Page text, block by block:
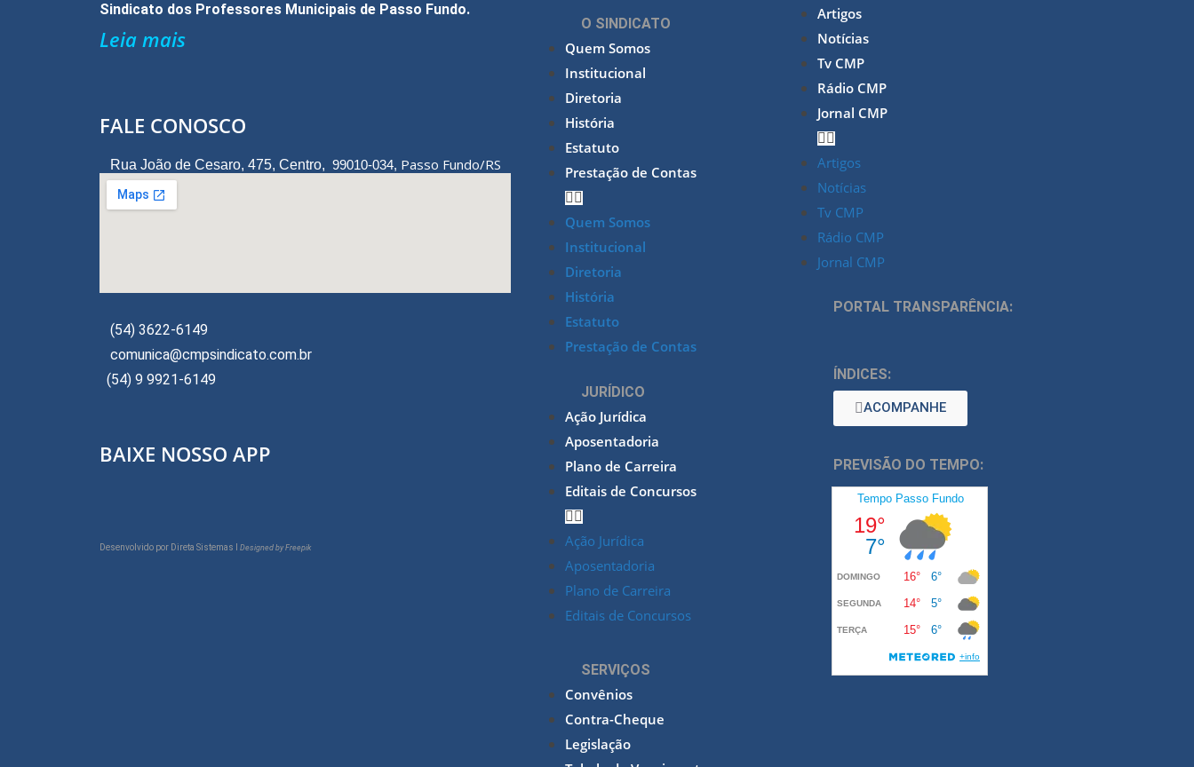
Sindicato dos Professores Municipais de Passo Fundo.
Leia mais
FALE CONOSCO
Rua João de Cesaro, 475, Centro, 99010-034, Passo Fundo/RS
(54) 3622-6149
comunica@cmpsindicato.com.br
(54) 9 9921-6149
BAIXE NOSSO APP
Desenvolvido por Direta Sistemas I Designed by Freepik
O SINDICATO
Quem Somos
Institucional
Diretoria
História
Estatuto
Prestação de Contas
Quem Somos
Institucional
Diretoria
História
Estatuto
Prestação de Contas
JURÍDICO
Ação Jurídica
Aposentadoria
Plano de Carreira
Editais de Concursos
Ação Jurídica
Aposentadoria
Plano de Carreira
Editais de Concursos
SERVIÇOS
Convênios
Contra-Cheque
Legislação
Artigos
Notícias
Tv CMP
Rádio CMP
Jornal CMP
Artigos
Notícias
Tv CMP
Rádio CMP
Jornal CMP
PORTAL TRANSPARÊNCIA:
ÍNDICES:
ACOMPANHE
PREVISÃO DO TEMPO: